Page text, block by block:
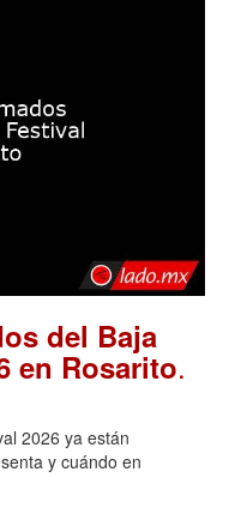
del Baja
en Rosarito.
2026 ya están
y cuándo en